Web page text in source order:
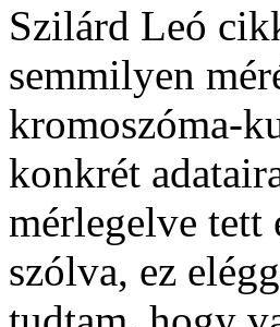
Szilárd Leó
semmilyen
kromoszóma-
konkrét
mérlegelve tett
szólva, ez